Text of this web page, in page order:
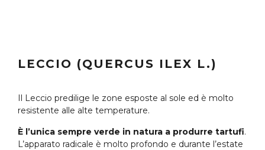
LECCIO (QUERCUS ILEX L.)
Il Leccio predilige le zone esposte al sole ed è molto
resistente alle alte temperature.
È l’unica sempre verde in natura a produrre tartufi.
L’apparato radicale è molto profondo e durante l’estate